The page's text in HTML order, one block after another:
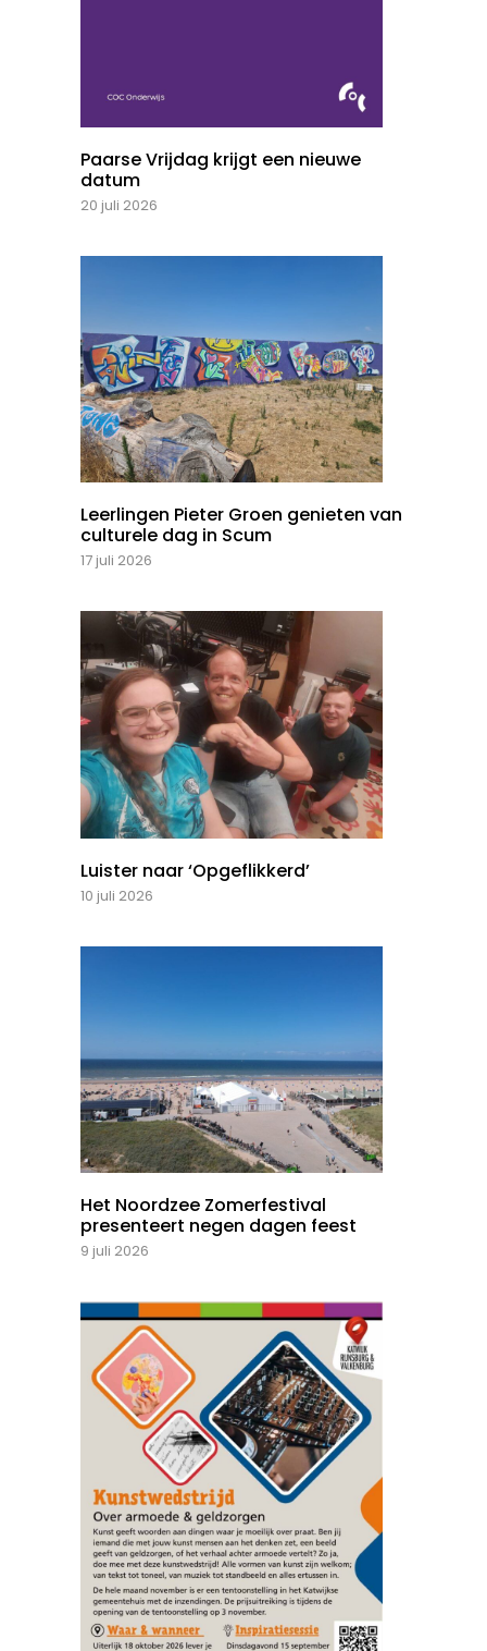
Paarse Vrijdag krijgt een nieuwe
datum
20 juli 2026
Leerlingen Pieter Groen genieten van
culturele dag in Scum
17 juli 2026
Luister naar ‘Opgeflikkerd’
10 juli 2026
Het Noordzee Zomerfestival
presenteert negen dagen feest
9 juli 2026